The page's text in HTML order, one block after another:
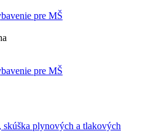
pre MŠ
pre MŠ
plynových a tlakových